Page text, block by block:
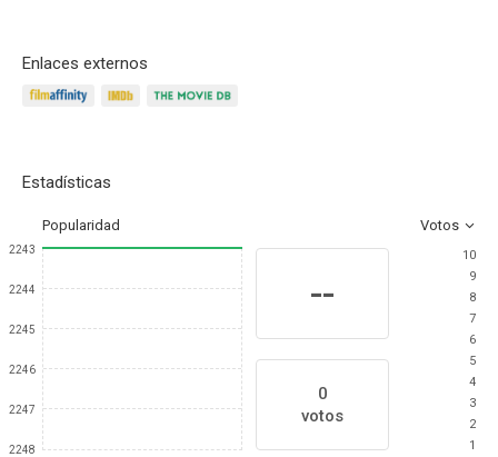
Enlaces externos
Estadísticas
Popularidad Votos
2243
2244
2245
2246
2247
2248
--
0
votos
10
9
8
7
6
5
4
3
2
1